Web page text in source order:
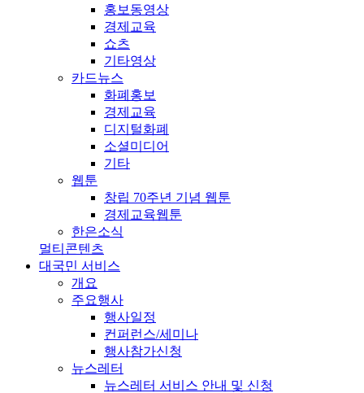
홍보동영상
경제교육
쇼츠
기타영상
카드뉴스
화폐홍보
경제교육
디지털화폐
소셜미디어
기타
웹툰
창립 70주년 기념 웹툰
경제교육웹툰
한은소식
멀티콘텐츠
대국민 서비스
개요
주요행사
행사일정
컨퍼런스/세미나
행사참가신청
뉴스레터
뉴스레터 서비스 안내 및 신청